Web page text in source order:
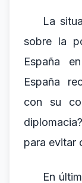
La
sobre la
España
España
con su
para evitar
En